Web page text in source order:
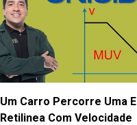
Um Carro Percorre Uma
Retilinea Com Velocidade